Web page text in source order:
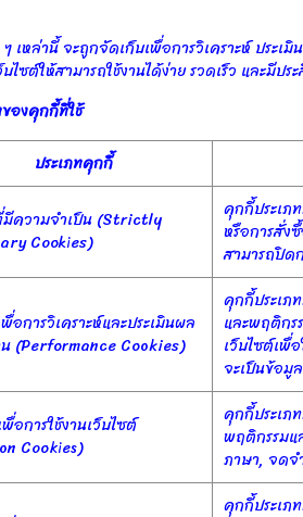
เหล่านี้ จะถูกจัดเก็บเพื่อการวิเคราะห์ ประ
ซต์ให้สามารถใช้งานได้ง่าย รวดเร็ว และมี
องคุกกี้ที่ใช้
ประเภทคุกกี้
ความจำเป็น (Strictly
Cookies)
คุกกี้ประเภ
หรือการสั่ง
สามารถปิด
อการวิเคราะห์และประเมินผล
น (Performance Cookies)
คุกกี้ประเภ
และพฤติกร
เว็บไซต์เพื่
จะเป็นข้อมู
อการใช้งานเว็บไซต์
Cookies)
คุกกี้ประเภ
พฤติกรรมแ
ภาษา, จดจ
คุกกี้ประเภ